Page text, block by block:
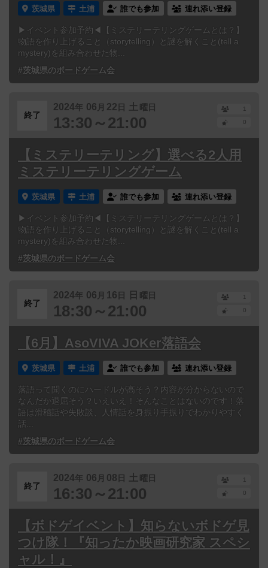
茨城県 土浦 誰でも参加 連れ添い登録
▶イベント参加予約◀【ミステリーテリングゲームとは？】
物語を作り上げること（storytelling）と謎を解くこと(tell a
mystery)を組み合わせた物...
#茨城県のボードゲーム会
終了
2024年 06 月 22 日 土 曜日
13:30～21:00
1
0
【ミステリーテリング】選べる2人用
ミステリーテリングゲーム
茨城県 土浦 誰でも参加 連れ添い登録
▶イベント参加予約◀【ミステリーテリングゲームとは？】
物語を作り上げること（storytelling）と謎を解くこと(tell a
mystery)を組み合わせた物...
#茨城県のボードゲーム会
終了
2024年 06 月 16 日 日 曜日
18:30～21:00
1
0
【6月】AsoVIVA JOKer落語会
茨城県 土浦 誰でも参加 連れ添い登録
落語って聞くのにハードルが高そう？内容が分からないので
なんだか退屈そう？いえいえ！そんなことはないのです！落
語は滑稽話や失敗談、人情話を身振り手振りでわかりやすく
話...
#茨城県のボードゲーム会
終了
2024年 06 月 08 日 土 曜日
16:30～21:00
1
0
【ボドゲイベント】知らないボドゲ見
つけ隊！『知ったか映画研究家 スペシ
ャル！』